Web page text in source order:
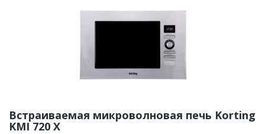
Встраиваемая микроволновая печь Korting
KMI 720 X